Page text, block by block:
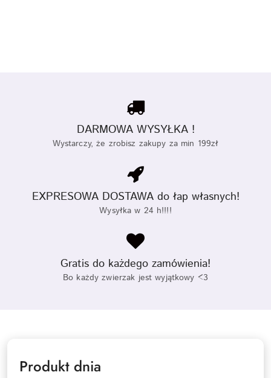
DARMOWA WYSYŁKA !
Wystarczy, że zrobisz zakupy za min 199zł
EXPRESOWA DOSTAWA do łap własnych!
Wysyłka w 24 h!!!!
Gratis do każdego zamówienia!
Bo każdy zwierzak jest wyjątkowy <3
Produkt dnia